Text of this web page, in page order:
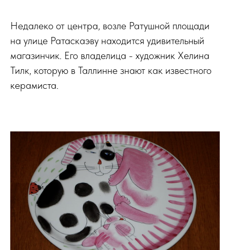
Недалеко от центра, возле Ратушной площади
на улице Ратаскаэву находится удивительный
магазинчик. Его владелица - художник Хелина
Тилк, которую в Таллинне знают как известного
керамиста.